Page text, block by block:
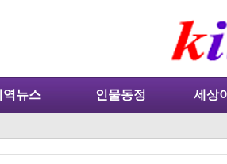
역뉴스 인물동정 세상